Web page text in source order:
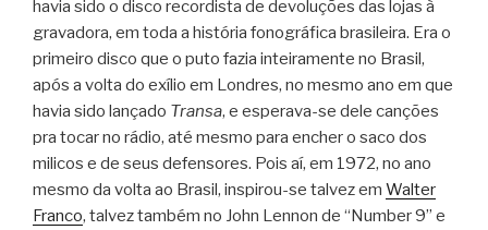
havia sido o disco recordista de devoluções das lojas à
gravadora, em toda a história fonográfica brasileira. Era o
primeiro disco que o puto fazia inteiramente no Brasil,
após a volta do exílio em Londres, no mesmo ano em que
havia sido lançado Transa, e esperava-se dele canções
pra tocar no rádio, até mesmo para encher o saco dos
milicos e de seus defensores. Pois aí, em 1972, no ano
mesmo da volta ao Brasil, inspirou-se talvez em Walter
Franco, talvez também no John Lennon de “Number 9” e